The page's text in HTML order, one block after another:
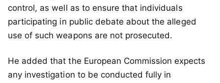
control, as well as to ensure that individuals
participating in public debate about the alleged
use of such weapons are not prosecuted.
He added that the European Commission expects
any investigation to be conducted fully in